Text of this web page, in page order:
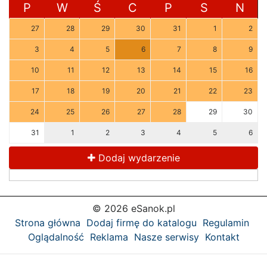
P W Ś C P S N
27 28 29 30 31 1 2
3 4 5 6 7 8 9
10 11 12 13 14 15 16
17 18 19 20 21 22 23
24 25 26 27 28 29 30
31 1 2 3 4 5 6
Dodaj wydarzenie
© 2026 eSanok.pl
Strona główna Dodaj firmę do katalogu Regulamin
Oglądalność Reklama Nasze serwisy Kontakt